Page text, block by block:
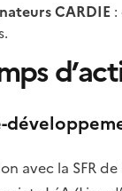
CARDIE
avec la SFR